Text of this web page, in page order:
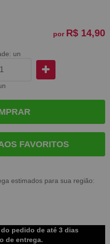
por R$ 14,90
un
FAVORITOS
estimados para sua região:
pedido de até 3 dias
de entrega.